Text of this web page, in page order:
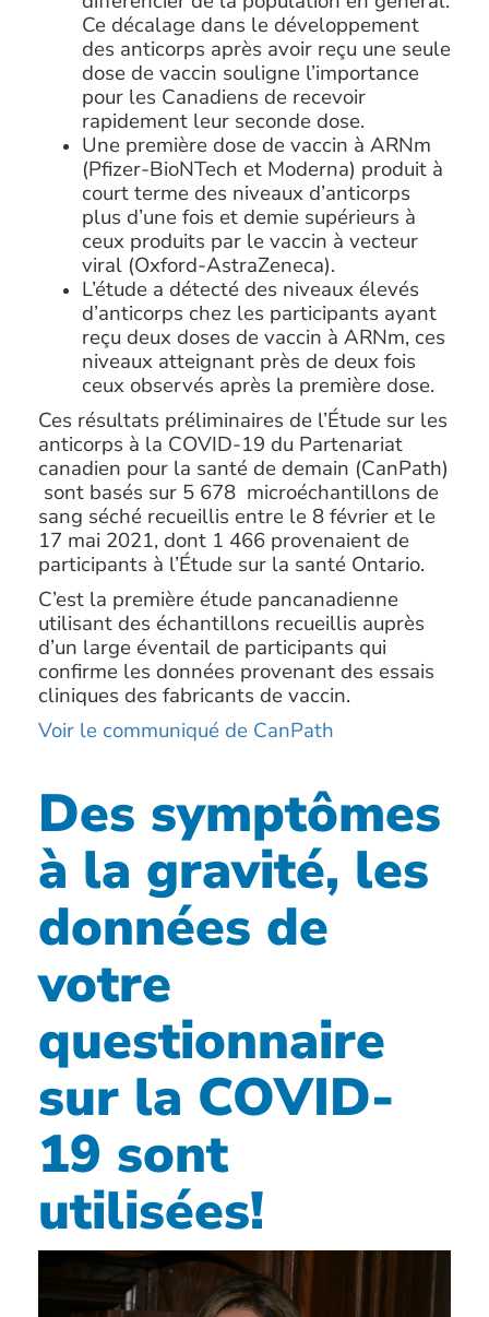
Ce décalage dans le développement
des anticorps après avoir reçu une seule
dose de vaccin souligne l’importance
pour les Canadiens de recevoir
rapidement leur seconde dose.
Une première dose de vaccin à ARNm
(Pfizer-BioNTech et Moderna) produit à
court terme des niveaux d’anticorps
plus d’une fois et demie supérieurs à
ceux produits par le vaccin à vecteur
viral (Oxford-AstraZeneca).
L’étude a détecté des niveaux élevés
d’anticorps chez les participants ayant
reçu deux doses de vaccin à ARNm, ces
niveaux atteignant près de deux fois
ceux observés après la première dose.
Ces résultats préliminaires de l’Étude sur les
anticorps à la COVID-19 du Partenariat
canadien pour la santé de demain (CanPath)
sont basés sur 5 678 microéchantillons de
sang séché recueillis entre le 8 février et le
17 mai 2021, dont 1 466 provenaient de
participants à l’Étude sur la santé Ontario.
C’est la première étude pancanadienne
utilisant des échantillons recueillis auprès
d’un large éventail de participants qui
confirme les données provenant des essais
cliniques des fabricants de vaccin.
Voir le communiqué de CanPath
Des symptômes
à la gravité, les
données de
votre
questionnaire
sur la COVID-
19 sont
utilisées!